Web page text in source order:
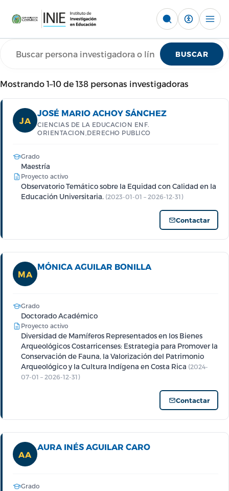
Buscar
BUSCAR
Mostrando 1–10 de 138 personas investigadoras
JA
JOSÉ MARIO ACHOY SÁNCHEZ
CIENCIAS DE LA EDUCACION ENF.
ORIENTACION,DERECHO PUBLICO
Grado
Maestría
Proyecto activo
Observatorio Temático sobre la Equidad con Calidad en la
Educación Universitaria. (2023-01-01 – 2026-12-31)
Contactar
MA
MÓNICA AGUILAR BONILLA
Grado
Doctorado Académico
Proyecto activo
Diversidad de Mamíferos Representados en los Bienes
Arqueológicos Costarricenses: Estrategia para Promover la
Conservación de Fauna, la Valorización del Patrimonio
Arqueológico y la Cultura Indígena en Costa Rica (2024-
07-01 – 2026-12-31)
Contactar
AA
AURA INÉS AGUILAR CARO
Grado